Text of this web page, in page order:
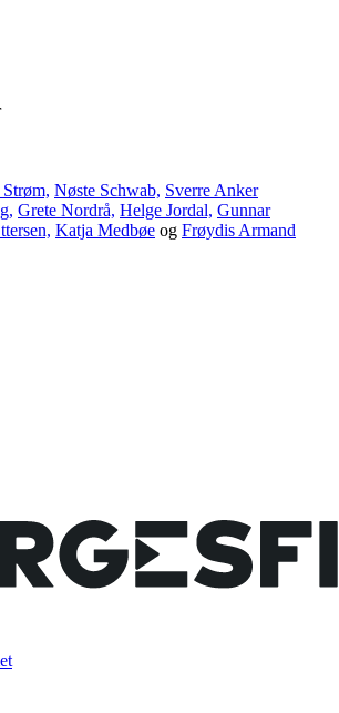
Nøste Schwab, Sverre Anker
Grete Nordrå, Helge Jordal, Gunnar
Katja Medbøe og Frøydis Armand